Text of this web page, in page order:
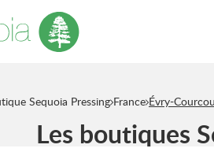
Sequoia Pressing France Évry-
Les boutiques